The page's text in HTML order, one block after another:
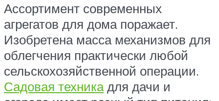
Ассортимент современных
агрегатов для дома поражает.
Изобретена масса механизмов для
облегчения практически любой
сельскохозяйственной операции.
Садовая техникадля дачи и